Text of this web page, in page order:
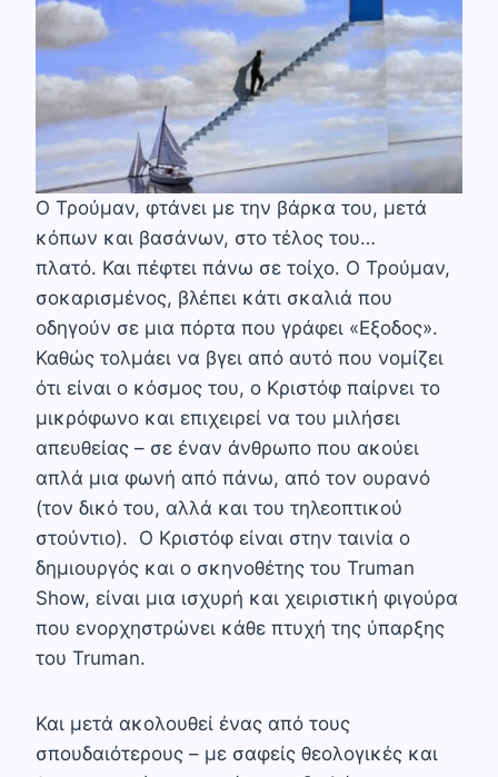
Ο Τρούμαν, φτάνει με την βάρκα του, μετά
κόπων και βασάνων, στο τέλος του…
πλατό. Και πέφτει πάνω σε τοίχο. O Τρούμαν,
σοκαρισμένος, βλέπει κάτι σκαλιά που
οδηγούν σε μια πόρτα που γράφει «Εξοδος».
Καθώς τολμάει να βγει από αυτό που νομίζει
ότι είναι ο κόσμος του, ο Κριστόφ παίρνει το
μικρόφωνο και επιχειρεί να του μιλήσει
απευθείας – σε έναν άνθρωπο που ακούει
απλά μια φωνή από πάνω, από τον ουρανό
(τον δικό του, αλλά και του τηλεοπτικού
στούντιο). Ο Κριστόφ είναι στην ταινία ο
δημιουργός και ο σκηνοθέτης του Truman
Show, είναι μια ισχυρή και χειριστική φιγούρα
που ενορχηστρώνει κάθε πτυχή της ύπαρξης
του Truman.
Και μετά ακολουθεί ένας από τους
σπουδαιότερους – με σαφείς θεολογικές και